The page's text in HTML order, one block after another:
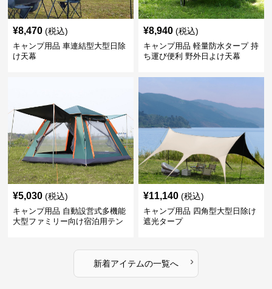
¥8,470 (税込)
キャンプ用品 車連結型大型日除
け天幕
¥8,940 (税込)
キャンプ用品 軽量防水タープ 持
ち運び便利 野外日よけ天幕
¥5,030 (税込)
キャンプ用品 自動設営式多機能
大型ファミリー向け宿泊用テン
¥11,140 (税込)
キャンプ用品 四角型大型日除け
遮光タープ
新着アイテムの一覧へ ›